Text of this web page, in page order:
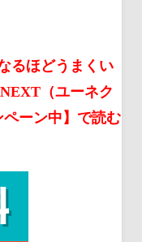
るほどうまくい
（ユーネク
ーン中】で読む